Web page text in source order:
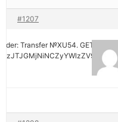
#1207
Transfer №XU54. GET >>